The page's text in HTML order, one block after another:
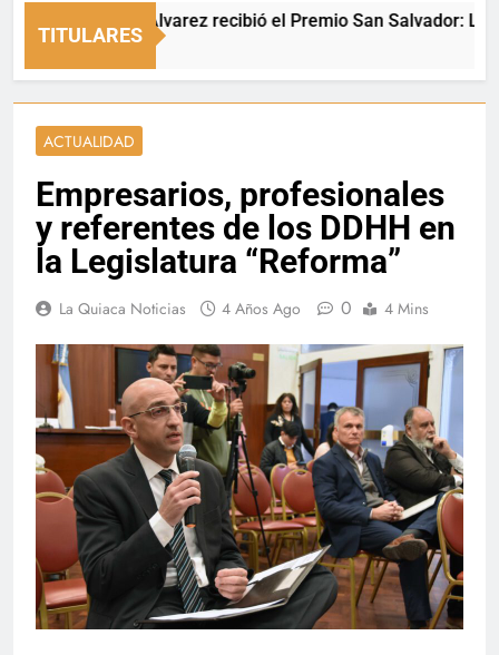
TITULARES
Luciana Álvarez recibió el Premio San Salvador: La
1 Hora Ago
ACTUALIDAD
Empresarios, profesionales
y referentes de los DDHH en
la Legislatura “Reforma”
La Quiaca Noticias 4 Años Ago 0 4 Mins